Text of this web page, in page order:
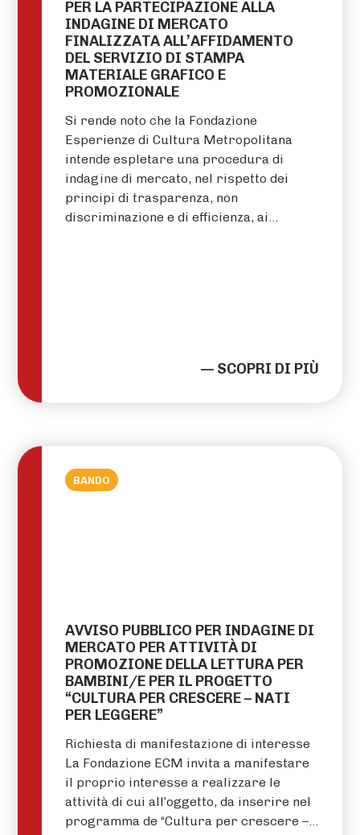
PER LA PARTECIPAZIONE ALLA
INDAGINE DI MERCATO
FINALIZZATA ALL’AFFIDAMENTO
DEL SERVIZIO DI STAMPA
MATERIALE GRAFICO E
PROMOZIONALE
Si rende noto che la Fondazione
Esperienze di Cultura Metropolitana
intende espletare una procedura di
indagine di mercato, nel rispetto dei
principi di trasparenza, non
discriminazione e di efficienza, ai…
— SCOPRI DI PIÙ
BANDO
AVVISO PUBBLICO PER INDAGINE DI
MERCATO PER ATTIVITÀ DI
PROMOZIONE DELLA LETTURA PER
BAMBINI/E PER IL PROGETTO
“CULTURA PER CRESCERE – NATI
PER LEGGERE”
Richiesta di manifestazione di interesse
La Fondazione ECM invita a manifestare
il proprio interesse a realizzare le
attività di cui all’oggetto, da inserire nel
programma de “Cultura per crescere –…